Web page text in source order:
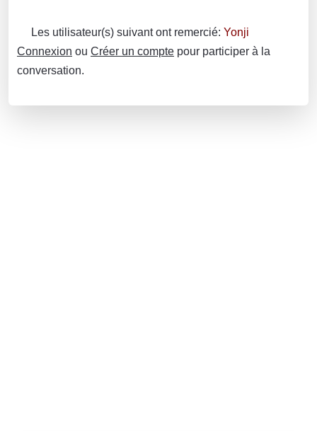
Les utilisateur(s) suivant ont remercié: Yonji
Connexion ou Créer un compte pour participer à la
conversation.